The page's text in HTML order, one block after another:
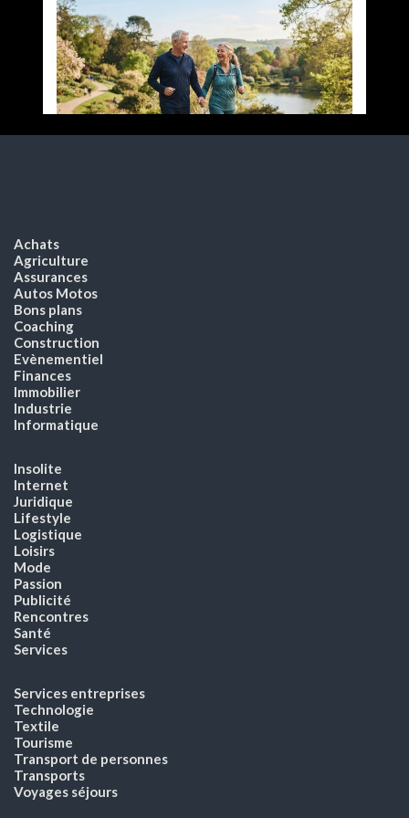
Achats
Agriculture
Assurances
Autos Motos
Bons plans
Coaching
Construction
Evènementiel
Finances
Immobilier
Industrie
Informatique
Insolite
Internet
Juridique
Lifestyle
Logistique
Loisirs
Mode
Passion
Publicité
Rencontres
Santé
Services
Services entreprises
Technologie
Textile
Tourisme
Transport de personnes
Transports
Voyages séjours